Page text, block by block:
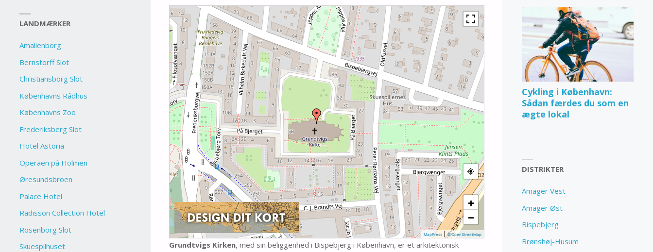
+
−
MapPress| © OpenStreetMap
Grundtvigs Kirken, med sin beliggenhed i Bispebjerg i København, er et arkitektonisk
LANDMÆRKER
Amalienborg
Bernstorff Slot
Christiansborg Slot
Københavns Rådhus
Københavns Zoo
Frederiksberg Slot
Hotel Astoria
Operaen på Holmen
Øresundsbroen
Palace Hotel
Radisson Collection Hotel
Rosenborg Slot
Skuespilhuset
Cykling i København:
Sådan færdes du som en
ægte lokal
DISTRIKTER
Amager Vest
Amager Øst
Bispebjerg
Brønshøj-Husum